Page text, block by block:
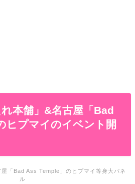
本舗」&名古屋「Bad
ヒプマイのイベント開
「Bad Ass Temple」のヒプマイ等身大パネ
ル